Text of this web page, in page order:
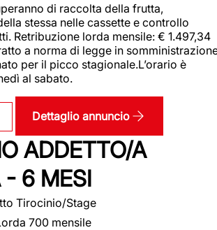
di raccolta della frutta,
stessa nelle cassette e controllo
Retribuzione lorda mensile: € 1.497,34
a norma di legge in
per il picco stagionale.L’orario è
al sabato.
Dettaglio annuncio
ADDETTO/A
- 6 MESI
Tirocinio/Stage
700 mensile